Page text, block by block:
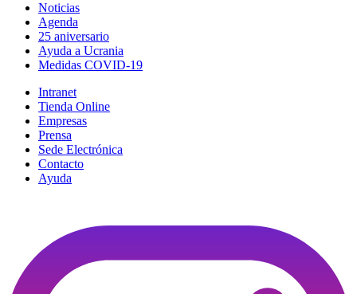
Noticias
Agenda
25 aniversario
Ayuda a Ucrania
Medidas COVID-19
Intranet
Tienda Online
Empresas
Prensa
Sede Electrónica
Contacto
Ayuda